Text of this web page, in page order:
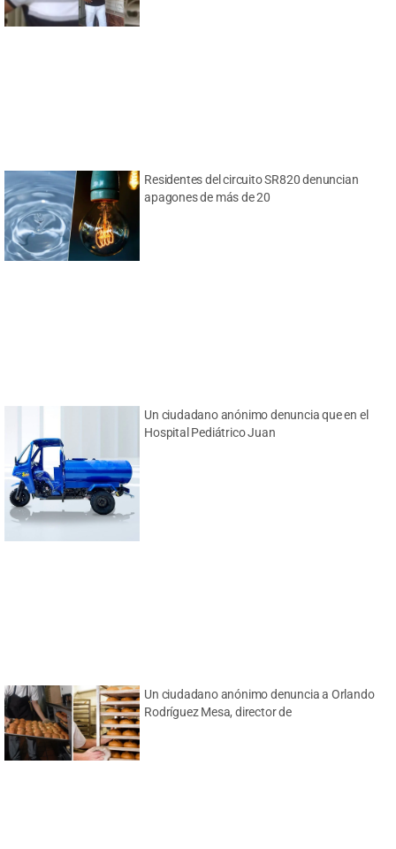
Residentes del circuito SR820 denuncian
apagones de más de 20
Un ciudadano anónimo denuncia que en el
Hospital Pediátrico Juan
Un ciudadano anónimo denuncia a Orlando
Rodríguez Mesa, director de